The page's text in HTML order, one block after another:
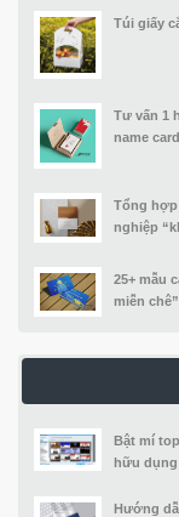
Túi giấy
Tư vấn 1
name
Tổng hợp
nghiệp
25+ mẫu
miễn chê”
Bật mí
hữu dụng
Hướng